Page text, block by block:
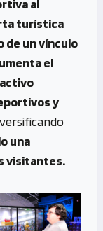
al
turística
de un vínculo
el
y
una
visitantes.